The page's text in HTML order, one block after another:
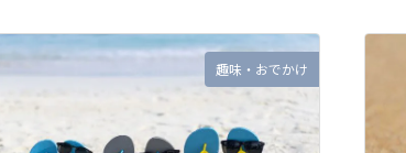
趣味・おでかけ